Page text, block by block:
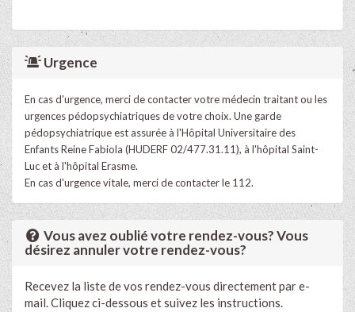
Urgence
En cas d'urgence, merci de contacter votre médecin traitant ou les
urgences pédopsychiatriques de votre choix. Une garde
pédopsychiatrique est assurée à l'Hôpital Universitaire des
Enfants Reine Fabiola (HUDERF 02/477.31.11), à l'hôpital Saint-
Luc et à l'hôpital Erasme.
En cas d'urgence vitale, merci de contacter le 112.
Vous avez oublié votre rendez-vous? Vous
désirez annuler votre rendez-vous?
Recevez la liste de vos rendez-vous directement par e-
mail. Cliquez ci-dessous et suivez les instructions.